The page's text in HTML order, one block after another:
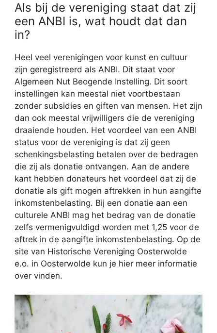
Als bij de vereniging staat dat zij
een ANBI is, wat houdt dat dan
in?
Heel veel verenigingen voor kunst en cultuur
zijn geregistreerd als ANBI. Dit staat voor
Algemeen Nut Beogende Instelling. Dit soort
instellingen kan meestal niet voortbestaan
zonder subsidies en giften van mensen. Het zijn
dan ook meestal vrijwilligers die de vereniging
draaiende houden. Het voordeel van een ANBI
status voor de vereniging is dat zij geen
schenkingsbelasting betalen over de bedragen
die zij als donatie ontvangen. Aan de andere
kant hebben donateurs het voordeel dat zij de
donatie als gift mogen aftrekken in hun aangifte
inkomstenbelasting. Bij een donatie aan een
culturele ANBI mag het bedrag van de donatie
zelfs vermenigvuldigd worden met 1,25 voor de
aftrek in de aangifte inkomstenbelasting. Op de
site van Historische Vereniging Oosterwolde
e.o. in Oosterwolde kun je hier meer informatie
over vinden.